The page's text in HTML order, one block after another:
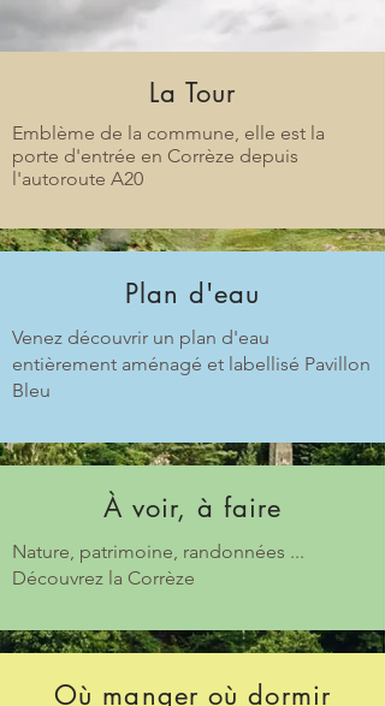
La Tour
Emblème de la commune, elle est la
porte d'entrée en Corrèze depuis
l'autoroute A20
Plan d'eau
Venez découvrir un plan d'eau
entièrement aménagé et labellisé Pavillon
Bleu
À voir, à faire
Nature, patrimoine, randonnées ...
Découvrez la Corrèze
Où manger où dormir